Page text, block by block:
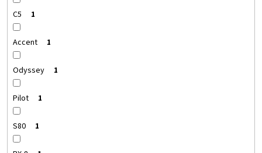
C5 1
Accent 1
Odyssey 1
Pilot 1
S80 1